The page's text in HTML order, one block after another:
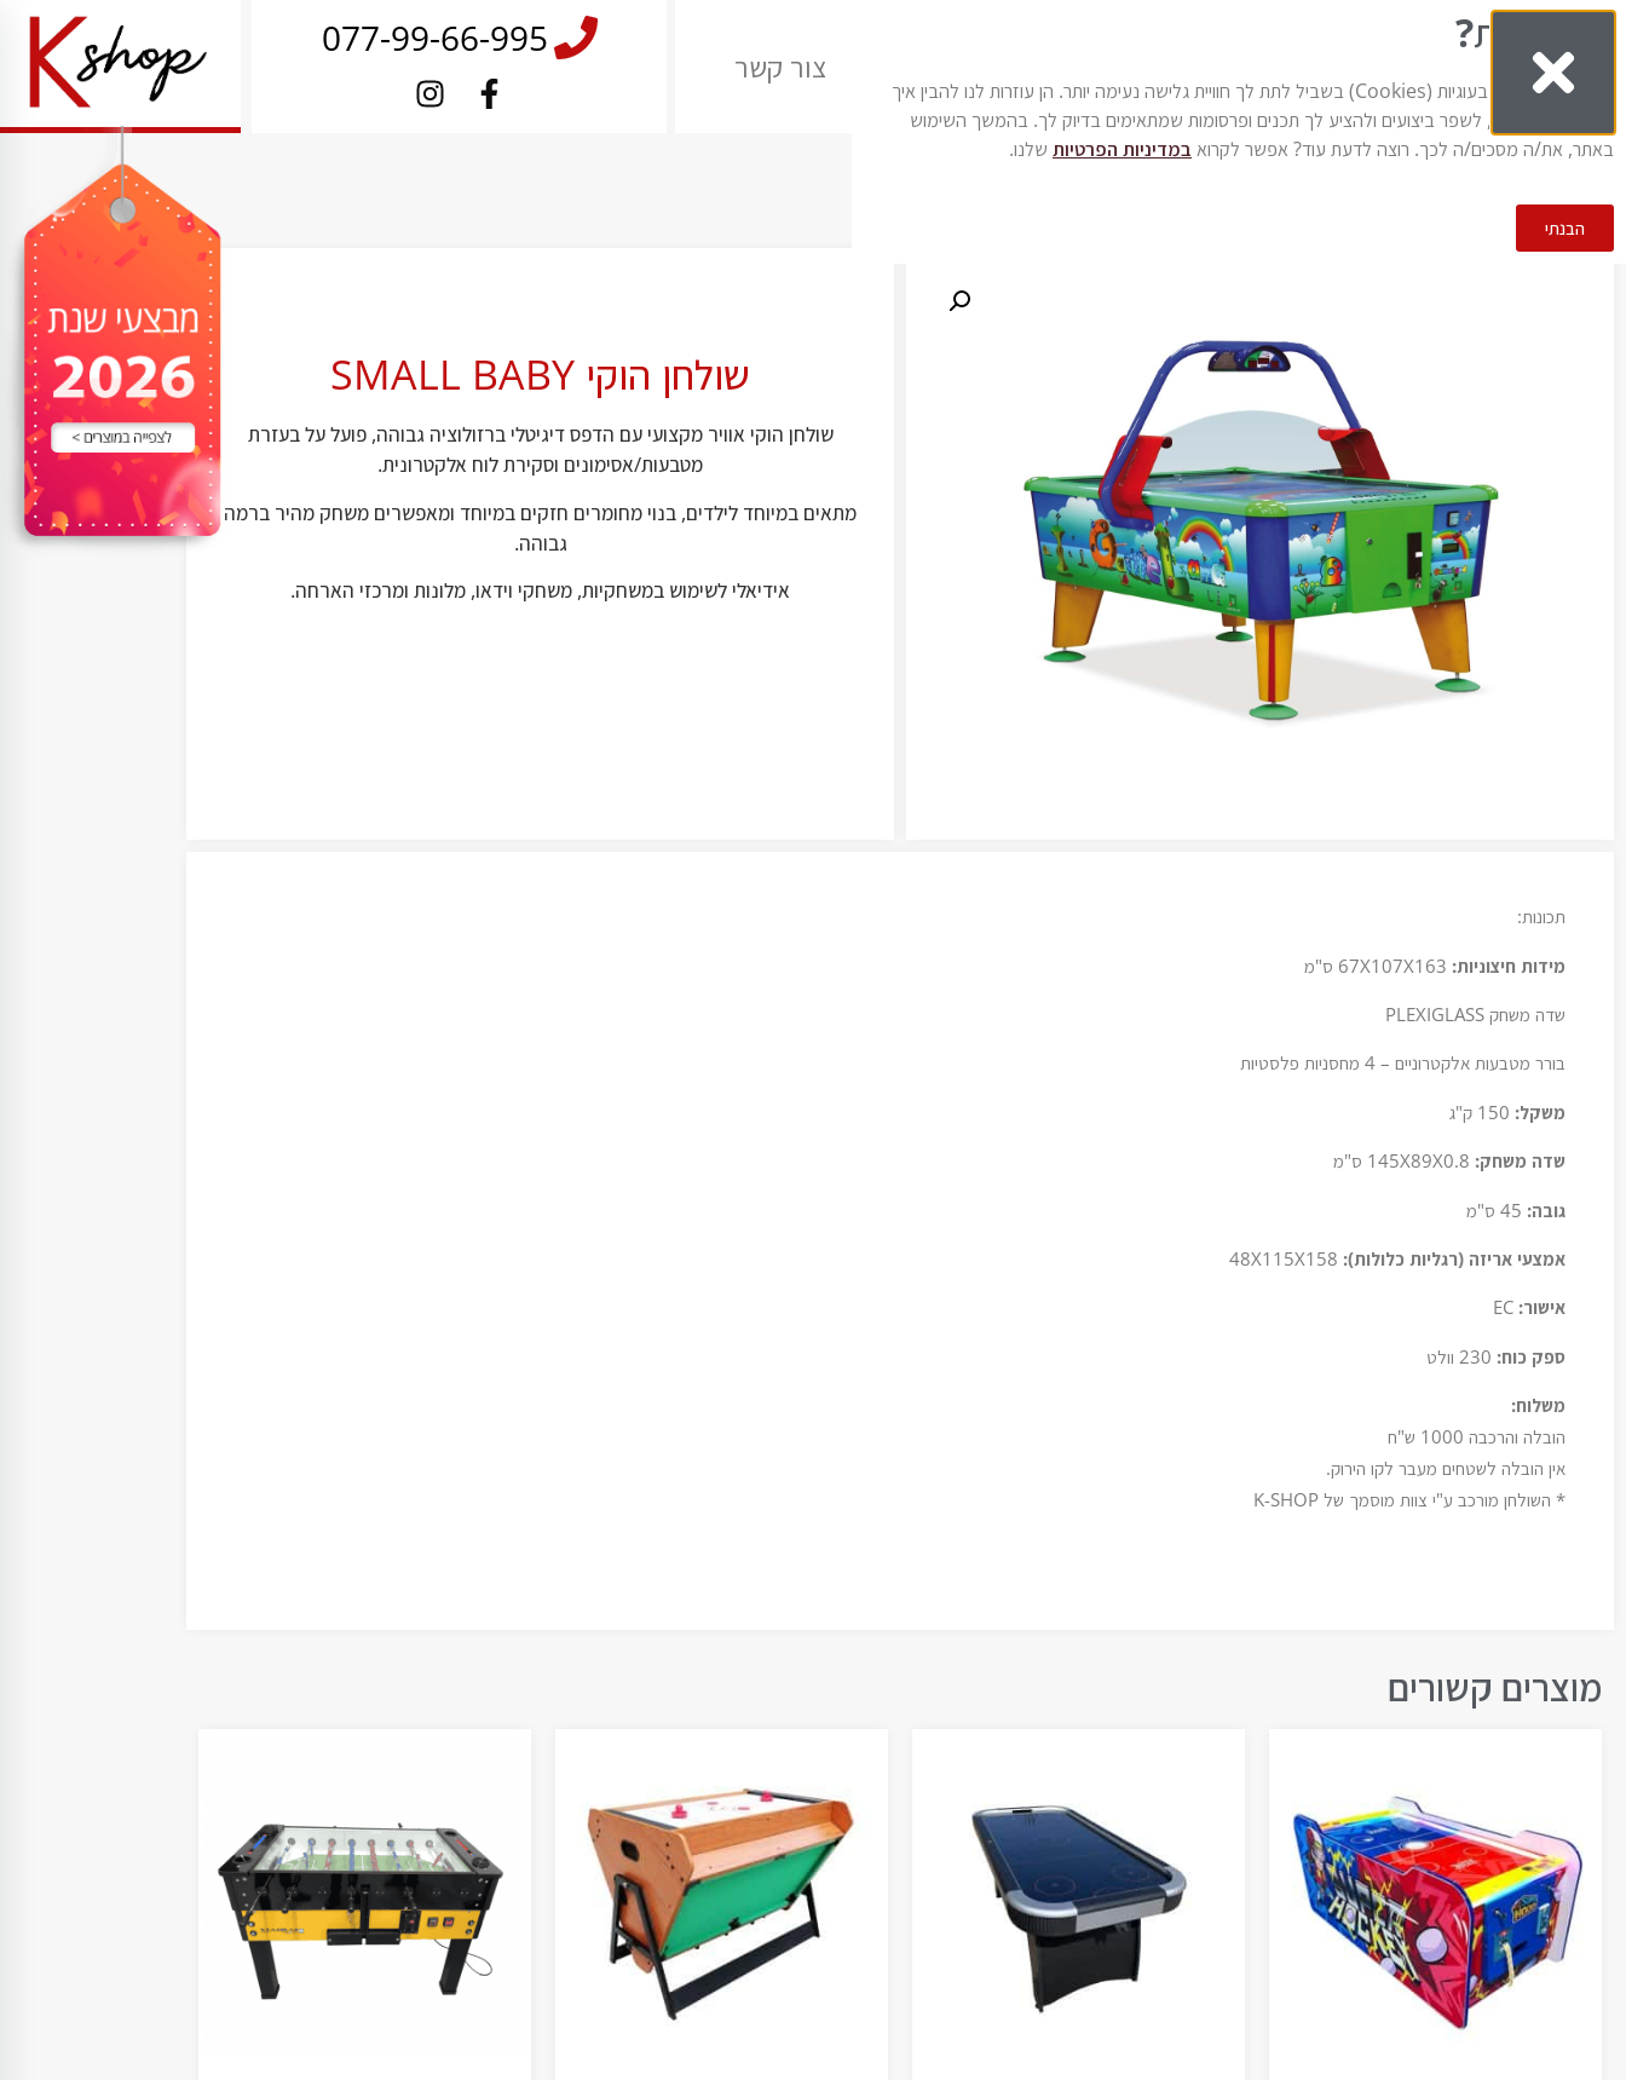
צור קשר
077-99-66-995
שולחן הוקי SMALL BABY
שולחן הוקי אוויר מקצועי עם הדפס דיגיטלי ברזולוציה גבוהה, פועל על בעזרת
מטבעות/אסימונים וסקירת לוח אלקטרונית.
מתאים במיוחד לילדים, בנוי מחומרים חזקים במיוחד ומאפשרים משחק מהיר ברמה
גבוהה.
אידיאלי לשימוש במשחקיות, משחקי וידאו, מלונות ומרכזי הארחה.
תכונות:
מידות חיצוניות:
שדה משחק PLEXIGLASS
בורר מטבעות אלקטרוניים – 4 מחסניות פלסטיות
משקל:
שדה משחק:
גובה:
אמצעי אריזה (רגליות כלולות):
אישור:
ספק כוח:
משלוח:
הובלה והרכבה 1000 ש"ח
אין הובלה לשטחים מעבר לקו הירוק.
* השולחן מורכב ע"י צוות מוסמך של K-SHOP
מוצרים קשורים
עוגיות?
אנחנו משתמשים בעוגיות (Cookies) בשביל לתת לך חוויית גלישה נעימה יותר. הן עוזרות לנו להבין איך
משתמשים באתר, לשפר ביצועים ולהציע לך תכנים ופרסומות שמתאימים בדיוק לך. בהמשך השימוש
באתר, את/ה מסכים/ה לכך. רוצה לדעת עוד? אפשר לקרוא במדיניות הפרטיות שלנו.
הבנתי